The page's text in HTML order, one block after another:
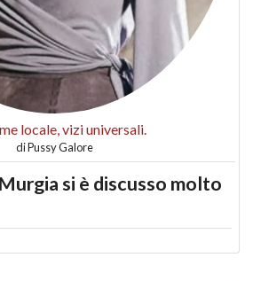
locale, vizi universali.
diPussy Galore
si è discusso molto